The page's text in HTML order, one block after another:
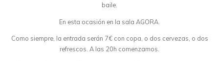
baile.
En esta ocasión en la sala AGORA.
Como siempre, la entrada serán 7€ con copa, o dos cervezas, o dos
refrescos. A las 20h comenzamos.